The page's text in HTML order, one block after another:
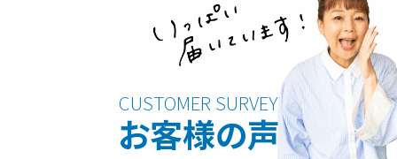
お客様の声